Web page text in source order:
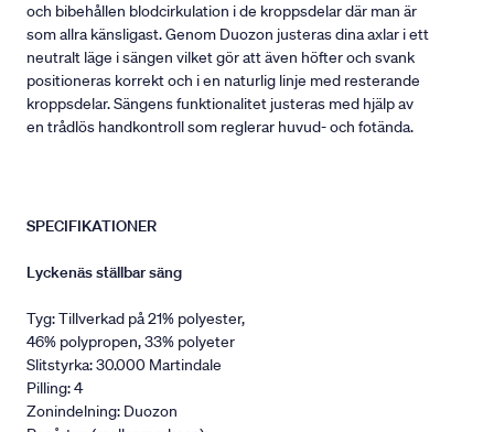
och bibehållen blodcirkulation i de kroppsdelar där man är
som allra känsligast. Genom Duozon justeras dina axlar i ett
neutralt läge i sängen vilket gör att även höfter och svank
positioneras korrekt och i en naturlig linje med resterande
kroppsdelar. Sängens funktionalitet justeras med hjälp av
en trådlös handkontroll som reglerar huvud- och fotända.
SPECIFIKATIONER
Lyckenäs ställbar säng
Tyg: Tillverkad på 21% polyester,
46% polypropen, 33% polyeter
Slitstyrka: 30.000 Martindale
Pilling: 4
Zonindelning: Duozon